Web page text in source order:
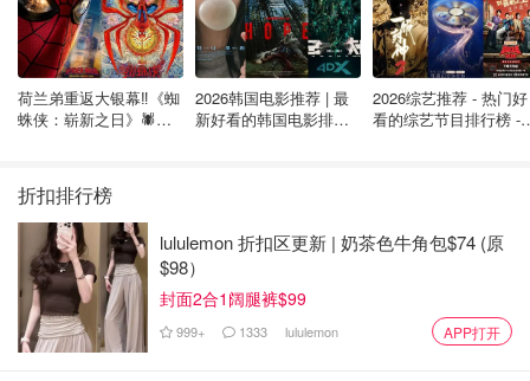
连包装都用坏了，都还没用完系列。冬天用连我老公的油皮
都嫌干，就这样，在浴室里度过了第三个年头，夏天用来洗
澡，都用不完这个大小…值得一提这个清洁力度很够，夏天
我干皮用会有一点点干但可以接受，纯粹是因为太大而不回
购这个size。
荷兰弟重返大银幕‼️《蜘
蛛侠：崭新之日》🕷️北
2026韩国电影推荐 | 最
新好看的韩国电影排行
2026综艺推荐 - 热门好
看的综艺节目排行榜 -
折扣排行榜
lululemon 折扣区更新 | 奶茶色牛角包$74 (原
$98）
封面2合1阔腿裤$99
999+ 1333 lululemon APP打开